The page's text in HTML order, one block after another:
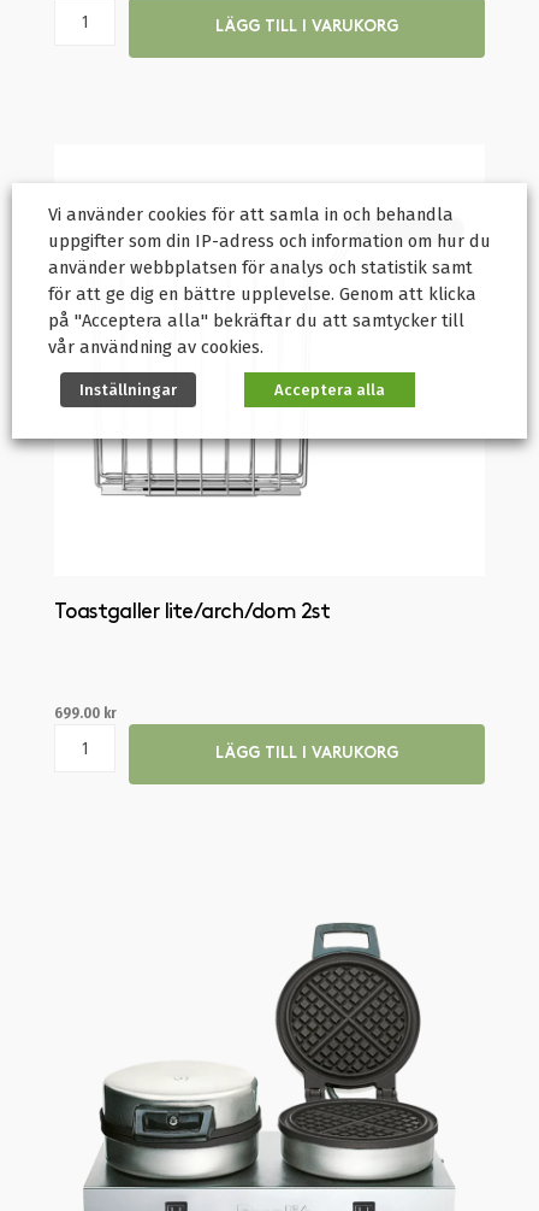
LÄGG TILL I VARUKORG
Toastgaller lite/arch/dom 2st
699.00 kr
LÄGG TILL I VARUKORG
Vi använder cookies för att samla in och behandla
uppgifter som din IP-adress och information om hur du
använder webbplatsen för analys och statistik samt
för att ge dig en bättre upplevelse. Genom att klicka
på "Acceptera alla" bekräftar du att samtycker till
vår användning av cookies.
Inställningar Acceptera alla